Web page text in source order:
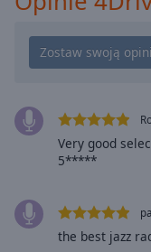
window.
Text
Color
Text
Very good
5*****
the best jazz